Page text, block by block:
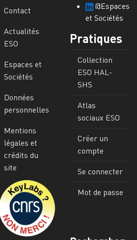
Contact
Actualités
ESO
Espaces et
Sociétés
Données
personnelles
Mentions
légales et
crédits du
site
Image
@Espaces
et Sociétés
Pratiques
Collection
ESO HAL-
SHS
Atlas
sociaux ESO
Créer un
compte
Se connecter
Mot de passe